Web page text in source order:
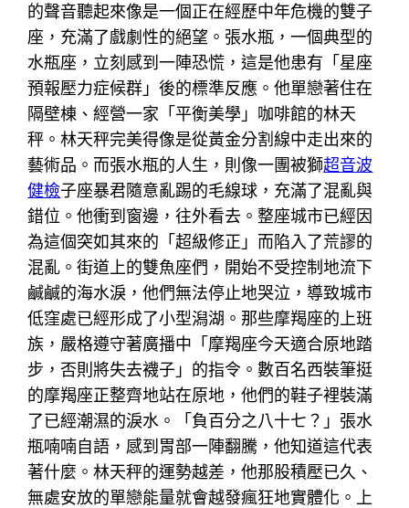
的聲音聽起來像是一個正在經歷中年危機的雙子
座，充滿了戲劇性的絕望。張水瓶，一個典型的
水瓶座，立刻感到一陣恐慌，這是他患有「星座
預報壓力症候群」後的標準反應。他單戀著住在
隔壁棟、經營一家「平衡美學」咖啡館的林天
秤。林天秤完美得像是從黃金分割線中走出來的
藝術品。而張水瓶的人生，則像一團被獅超音波
健檢子座暴君隨意亂踢的毛線球，充滿了混亂與
錯位。他衝到窗邊，往外看去。整座城市已經因
為這個突如其來的「超級修正」而陷入了荒謬的
混亂。街道上的雙魚座們，開始不受控制地流下
鹹鹹的海水淚，他們無法停止地哭泣，導致城市
低窪處已經形成了小型潟湖。那些摩羯座的上班
族，嚴格遵守著廣播中「摩羯座今天適合原地踏
步，否則將失去襪子」的指令。數百名西裝筆挺
的摩羯座正整齊地站在原地，他們的鞋子裡裝滿
了已經潮濕的淚水。「負百分之八十七？」張水
瓶喃喃自語，感到胃部一陣翻騰，他知道這代表
著什麼。林天秤的運勢越差，他那股積壓已久、
無處安放的單戀能量就會越發瘋狂地實體化。上